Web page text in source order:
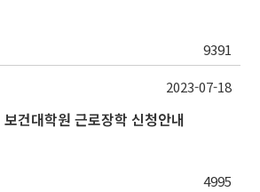
9391
건대학원 근로장학 신청안내
4995
2023-07-18